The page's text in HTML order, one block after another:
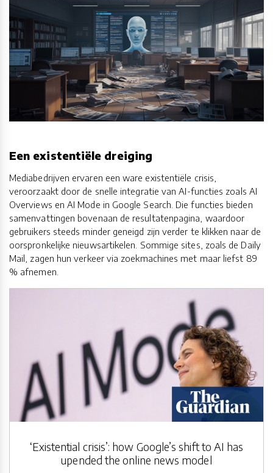
Een existentiële dreiging
Mediabedrijven ervaren een ware existentiële crisis,
veroorzaakt door de snelle integratie van AI-functies zoals AI
Overviews en AI Mode in Google Search. Die functies bieden
samenvattingen bovenaan de resultatenpagina, waardoor
gebruikers steeds minder geneigd zijn verder te klikken naar de
oorspronkelijke nieuwsartikelen. Sommige sites, zoals de Daily
Mail, zagen hun verkeer via zoekmachines met maar liefst 89
% afnemen.
‘Existential crisis’: how Google’s shift to AI has
upended the online news model